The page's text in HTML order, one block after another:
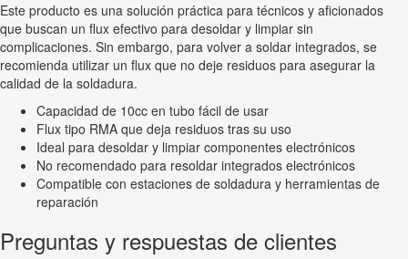
Este producto es una solución práctica para técnicos y aficionados
que buscan un flux efectivo para desoldar y limpiar sin
complicaciones. Sin embargo, para volver a soldar integrados, se
recomienda utilizar un flux que no deje residuos para asegurar la
calidad de la soldadura.
Capacidad de 10cc en tubo fácil de usar
Flux tipo RMA que deja residuos tras su uso
Ideal para desoldar y limpiar componentes electrónicos
No recomendado para resoldar integrados electrónicos
Compatible con estaciones de soldadura y herramientas de
reparación
Preguntas y respuestas de clientes